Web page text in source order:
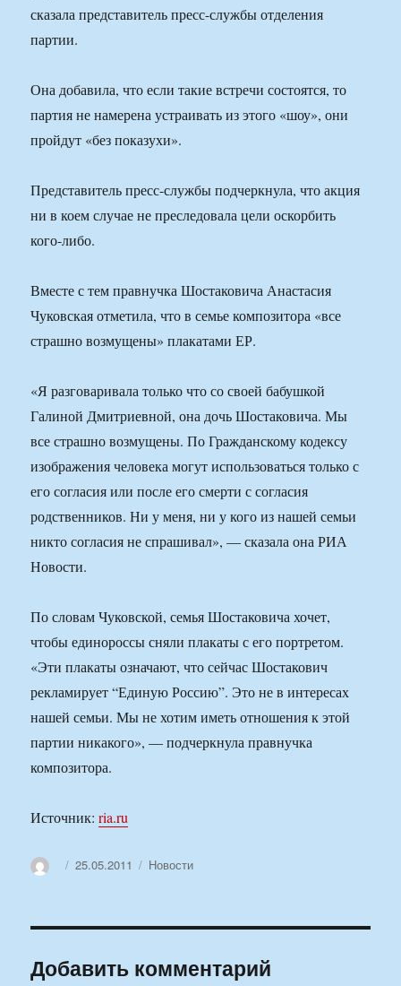
сказала представитель пресс-службы отделения
партии.
Она добавила, что если такие встречи состоятся, то
партия не намерена устраивать из этого «шоу», они
пройдут «без показухи».
Представитель пресс-службы подчеркнула, что акция
ни в коем случае не преследовала цели оскорбить
кого-либо.
Вместе с тем правнучка Шостаковича Анастасия
Чуковская отметила, что в семье композитора «все
страшно возмущены» плакатами ЕР.
«Я разговаривала только что со своей бабушкой
Галиной Дмитриевной, она дочь Шостаковича. Мы
все страшно возмущены. По Гражданскому кодексу
изображения человека могут использоваться только с
его согласия или после его смерти с согласия
родственников. Ни у меня, ни у кого из нашей семьи
никто согласия не спрашивал», — сказала она РИА
Новости.
По словам Чуковской, семья Шостаковича хочет,
чтобы единороссы сняли плакаты с его портретом.
«Эти плакаты означают, что сейчас Шостакович
рекламирует “Единую Россию”. Это не в интересах
нашей семьи. Мы не хотим иметь отношения к этой
партии никакого», — подчеркнула правнучка
композитора.
Источник:ria.ru
АвторОпубликовано
25.05.2011 Рубрики
Новости
Добавить комментарий